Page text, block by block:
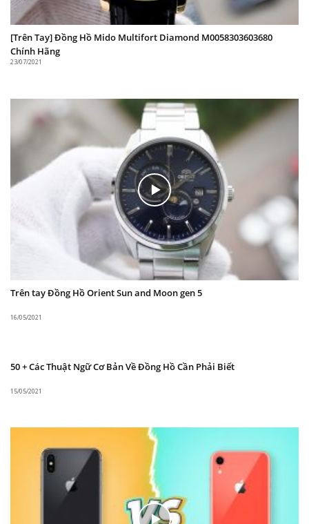
Bộ máy cơ học In-House của Nhật
Chiếc đồng hồ cơ này sử dụng bộ máy F6S22 với 24
chân kính, tần số giao động 21600 với mức sai số
chỉ + – 15s/ngày. Đây là một bộ máy cơ học tương
Khả năng chống nước lên đến 100m. Với độ chống
nước ngày người đeo hoàn toàn có thể sử dụng khi
đi mưa hoặc rửa tay nhẹ.
[Trên Tay] Đồng Hồ Mido Multifort Diamond M0058303603680
Chính Hãng
23/07/2021
Trên tay Đồng Hồ Orient Sun and Moon gen 5
16/05/2021
50 + Các Thuật Ngữ Cơ Bản Về Đồng Hồ Cần Phải Biết
15/05/2021